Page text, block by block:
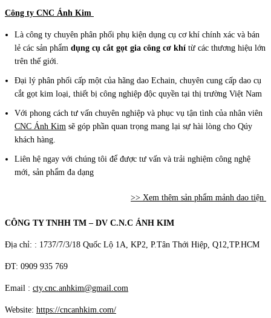
Công ty CNC Ánh Kim
Là công ty chuyên phân phối phụ kiện dụng cụ cơ khí chính xác và bán
lẻ các sản phẩm dụng cụ cắt gọt gia công cơ khí từ các thương hiệu lớn
trên thế giới.
Đại lý phân phối cấp một của hãng dao Echain, chuyên cung cấp dao cụ
cắt gọt kim loại, thiết bị công nghiệp độc quyền tại thị trường Việt Nam
Với phong cách tư vấn chuyên nghiệp và phục vụ tận tình của nhân viên
CNC Ánh Kim sẽ góp phần quan trọng mang lại sự hài lòng cho Qúy
khách hàng.
Liên hệ ngay với chúng tôi để được tư vấn và trải nghiệm công nghệ
mới, sản phẩm đa dạng
>> Xem thêm sản phẩm mảnh dao tiện
CÔNG TY TNHH TM – DV C.N.C ÁNH KIM
Địa chỉ: : 1737/7/3/18 Quốc Lộ 1A, KP2, P.Tân Thới Hiệp, Q12,TP.HCM
ĐT: 0909 935 769
Email : cty.cnc.anhkim@gmail.com
Website: https://cncanhkim.com/